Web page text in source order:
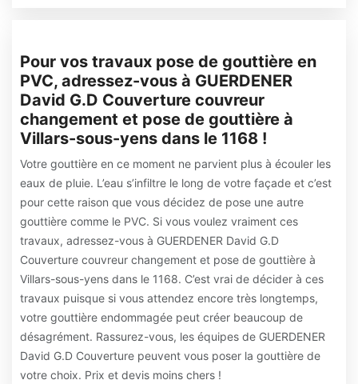
Pour vos travaux pose de gouttière en
PVC, adressez-vous à GUERDENER
David G.D Couverture couvreur
changement et pose de gouttière à
Villars-sous-yens dans le 1168 !
Votre gouttière en ce moment ne parvient plus à écouler les
eaux de pluie. L’eau s’infiltre le long de votre façade et c’est
pour cette raison que vous décidez de pose une autre
gouttière comme le PVC. Si vous voulez vraiment ces
travaux, adressez-vous à GUERDENER David G.D
Couverture couvreur changement et pose de gouttière à
Villars-sous-yens dans le 1168. C’est vrai de décider à ces
travaux puisque si vous attendez encore très longtemps,
votre gouttière endommagée peut créer beaucoup de
désagrément. Rassurez-vous, les équipes de GUERDENER
David G.D Couverture peuvent vous poser la gouttière de
votre choix. Prix et devis moins chers !